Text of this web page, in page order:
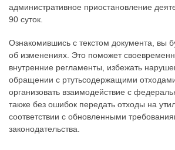
административное приостановление
90 суток.
Ознакомившись с текстом документа, вы
об изменениях. Это поможет
внутренние регламенты, избежать
обращении с ртутьсодержащими
организовать взаимодействие с
также без ошибок передать отходы на
соответствии с обновленными
законодательства.